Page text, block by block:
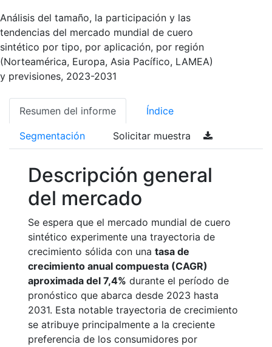
Análisis del tamaño, la participación y las
tendencias del mercado mundial de cuero
sintético por tipo, por aplicación, por región
(Norteamérica, Europa, Asia Pacífico, LAMEA)
y previsiones, 2023-2031
Resumen del informe Índice
Segmentación Solicitar muestra
Descripción general
del mercado
Se espera que el mercado mundial de cuero
sintético experimente una trayectoria de
crecimiento sólida con una tasa de
crecimiento anual compuesta (CAGR)
aproximada del 7,4% durante el período de
pronóstico que abarca desde 2023 hasta
2031. Esta notable trayectoria de crecimiento
se atribuye principalmente a la creciente
preferencia de los consumidores por